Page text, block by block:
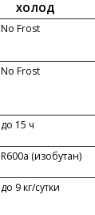
ХОЛОД
No Frost
No Frost
до 15 ч
R600a (изобутан)
до 9 кг/cутки